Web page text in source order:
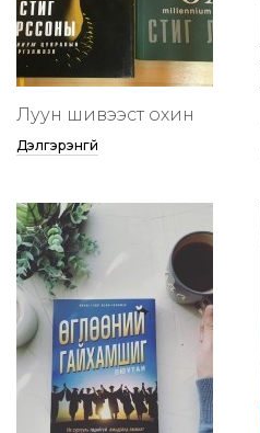
Луун шивээст охин
Дэлгэрэнгүй